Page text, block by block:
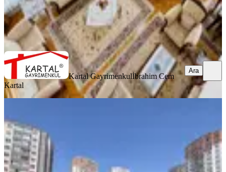
Kartal Gayrimenkulİbrahim Cem Kartal
Ara
Kartal Gayrimenkulİbrahim Cem
Kartal
Ara
4+1·170 m²